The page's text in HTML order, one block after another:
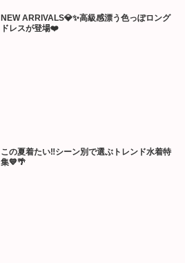
NEW ARRIVALS💎✨高級感漂う色っぽロング
ドレスが登場❤️
この夏着たい‼️シーン別で選ぶトレンド水着特
集💙🌴